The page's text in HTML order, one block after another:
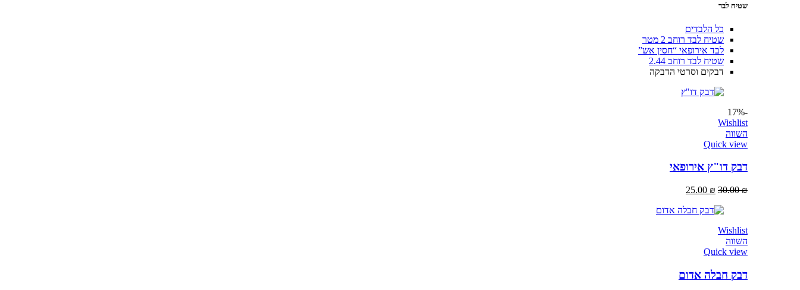
שטיח לבד
כל הלבדים
שטיח לבד רוחב 2 מטר
לבד אירופאי “חסין אש”
שטיח לבד רוחב 2.44
דבקים וסרטי הדבקה
-17%
Wishlist
השווה
Quick view
דבק דו"ץ אירופאי
30.00₪
25.00 ₪
Wishlist
השווה
Quick view
דבק חבלה אדום